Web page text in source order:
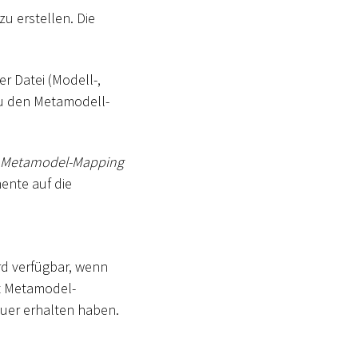
erstellen. Die
Datei (Modell-,
den Metamodell-
Metamodel-Mapping
auf die
verfügbar, wenn
Metamodel-
erhalten haben.